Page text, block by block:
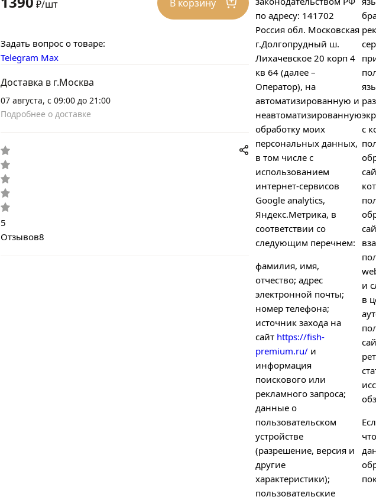
₽/шт В корзину
Задать вопрос о товаре:
Telegram Max
Доставка в г.Москва
07 августа, с 09:00 до 21:00
Подробнее о доставке
5
Отзывов8
по адресу: 141702
Россия обл. Московская
г.Долгопрудный ш.
Лихачевское 20 корп 4
кв 64 (далее –
Оператор), на
автоматизированную и
неавтоматизированную
обработку моих
персональных данных,
в том числе с
использованием
интернет-сервисов
Google analytics,
Яндекс.Метрика, в
соответствии со
следующим перечнем:
фамилия, имя,
отчество; адрес
электронной почты;
номер телефона;
источник захода на
сайт https://fish-
premium.ru/ и
информация
поискового или
рекламного запроса;
данные о
пользовательском
устройстве
(разрешение, версия и
другие
характеристики);
пользовательские
с
и
в